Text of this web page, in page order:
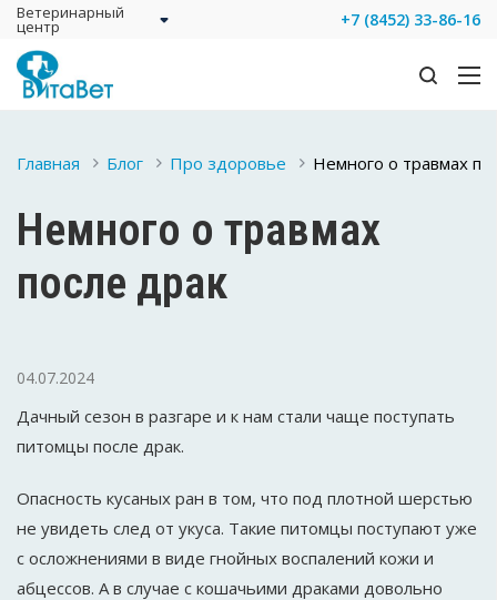
Ветеринарный
центр +7 (8452) 33-86-16
Главная Блог Про здоровье Немного о травмах
Немного о травмах
после драк
04.07.2024
Дачный сезон в разгаре и к нам стали чаще поступать
питомцы после драк.
Опасность кусаных ран в том, что под плотной шерстью
не увидеть след от укуса. Такие питомцы поступают уже
с осложнениями в виде гнойных воспалений кожи и
абцессов. А в случае с кошачьими драками довольно